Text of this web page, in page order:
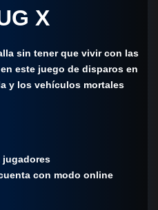
X
sin tener que vivir con las
este juego de disparos en
y los vehículos mortales
jugadores
con modo online